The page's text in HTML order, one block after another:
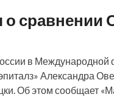
сравнении
в Международной
Александра
Об этом сообщает